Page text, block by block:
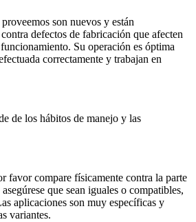
son nuevos y están
defectos de fabricación que afecten
Su operación es óptima
correctamente y trabajan en
de los hábitos de manejo y las
favor compare físicamente contra la parte
que sean iguales o compatibles,
aplicaciones son muy específicas y
variantes.